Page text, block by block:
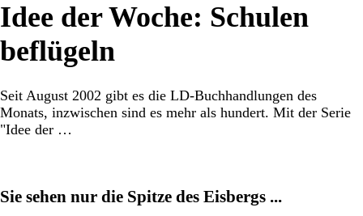
Idee der Woche: Schulen
beflügeln
Seit August 2002 gibt es die LD-Buchhandlungen des
Monats, inzwischen sind es mehr als hundert. Mit der Serie
"Idee der …
Sie sehen nur die Spitze des Eisbergs ...